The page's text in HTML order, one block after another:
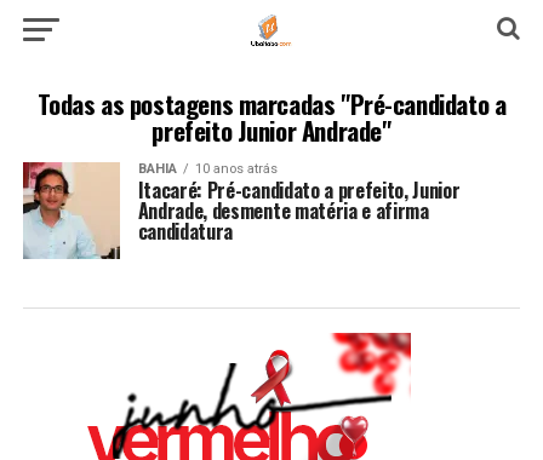
Todas as postagens marcadas "Pré-candidato a
prefeito Junior Andrade"
BAHIA 10 anos atrás
Itacaré: Pré-candidato a prefeito, Junior
Andrade, desmente matéria e afirma
candidatura